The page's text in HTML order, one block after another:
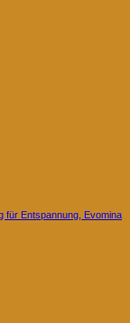
für Entspannung, Evomina